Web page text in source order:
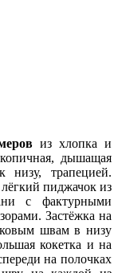
из хлопка и
дышащая
низу, трапецией.
пиджачок из
с фактурными
Застёжка на
швам в низу
кокетка и на
на полочках